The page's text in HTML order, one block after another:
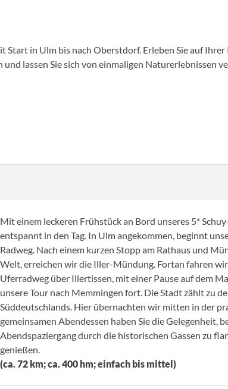
in Ulm bis nach Oberstdorf. Erleben Sie auf
lassen Sie sich von einmaligen Naturerlebnissen
Mit einem leckeren Frühstück an Bord unseres 5*
entspannt in den Tag. In Ulm angekommen, beginnt
Radweg. Nach einem kurzen Stopp am Rathaus und
Welt, erreichen wir die Iller-Mündung. Fortan fahren
Uferradweg über Illertissen, mit einer Pause auf dem
unsere Tour nach Memmingen fort. Die Stadt zählt zu
Süddeutschlands. Hier übernachten wir mitten in der
gemeinsamen Abendessen haben Sie die Gelegenheit,
Abendspaziergang durch die historischen Gassen zu
genießen.
(ca. 72 km; ca. 400 hm; einfach bis mittel)